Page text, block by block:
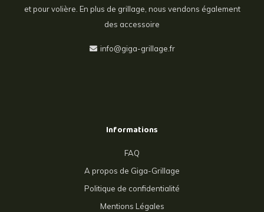
et pour volière. En plus de grillage, nous vendons également
des accessoire
info@giga-grillage.fr
Informations
FAQ
A propos de Giga-Grillage
Politique de confidentialité
Mentions Légales